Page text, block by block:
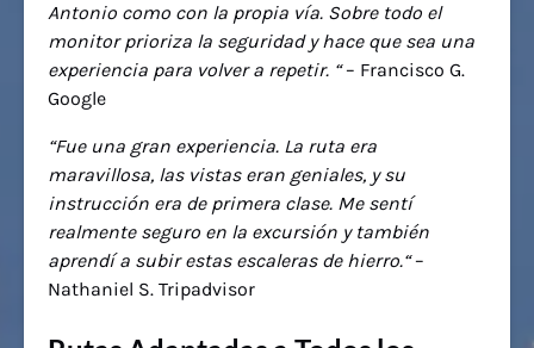
Antonio como con la propia vía. Sobre todo el
monitor prioriza la seguridad y hace que sea una
experiencia para volver a repetir. “– Francisco G.
Google
“Fue una gran experiencia. La ruta era
maravillosa, las vistas eran geniales, y su
instrucción era de primera clase. Me sentí
realmente seguro en la excursión y también
aprendí a subir estas escaleras de hierro.“–
Nathaniel S. Tripadvisor